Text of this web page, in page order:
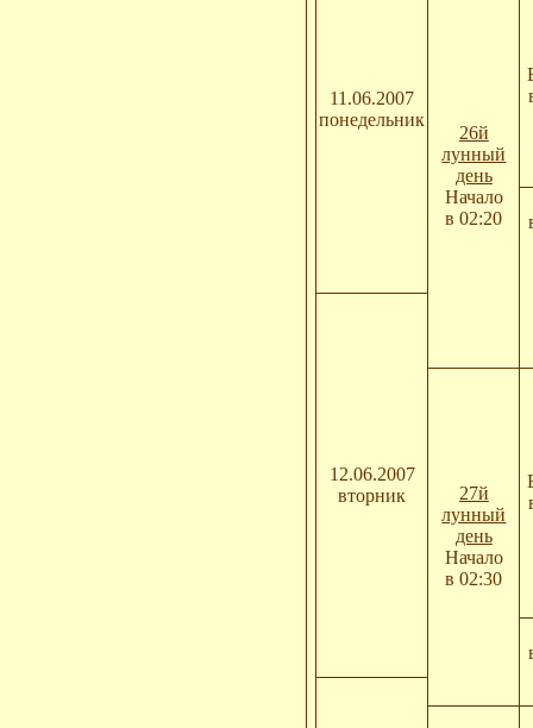
11.06.2007
понедельник
26й
лунный
день
Начало
в 02:20
12.06.2007
вторник
27й
лунный
день
Начало
в 02:30